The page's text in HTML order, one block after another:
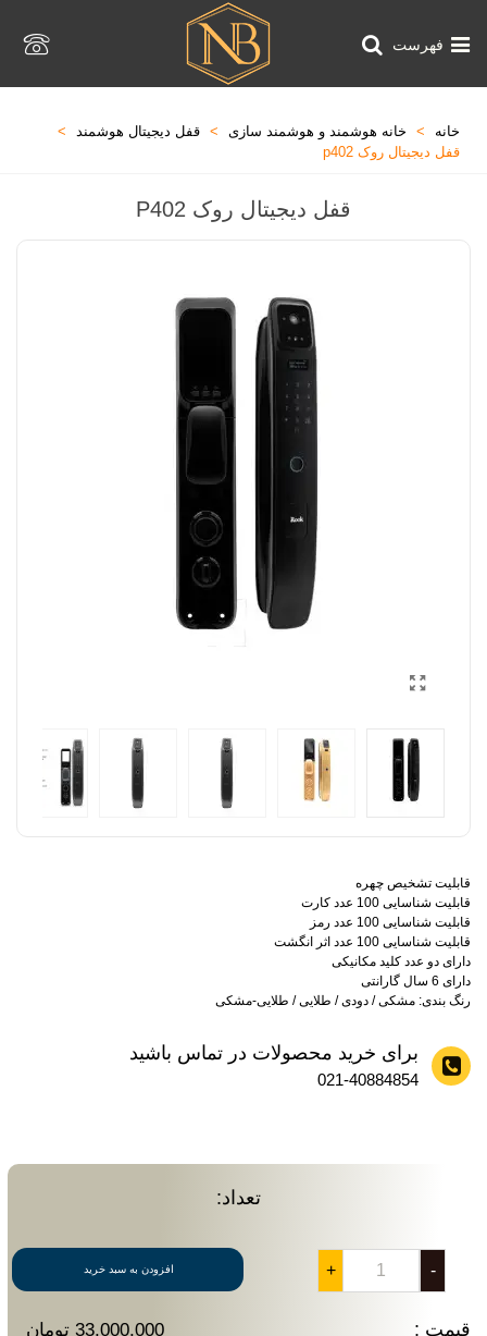
فهرست
خانه > خانه هوشمند و هوشمند سازی > قفل دیجیتال هوشمند
>
قفل دیجیتال روک p402
قفل دیجیتال روک P402
قابلیت تشخیص چهره
قابلیت شناسایی 100 عدد کارت
قابلیت شناسایی 100 عدد رمز
قابلیت شناسایی 100 عدد اثر انگشت
دارای دو عدد کلید مکانیکی
دارای 6 سال گارانتی
رنگ بندی: مشکی / دودی / طلایی / طلایی-مشکی
برای خرید محصولات در تماس باشید
021-40884854
تعداد:
-
+ افزودن به سبد خرید
قیمت : 33,000,000 تومان